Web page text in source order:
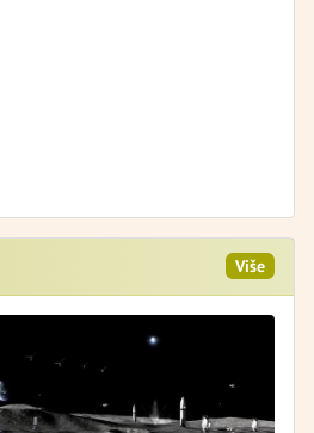
Više